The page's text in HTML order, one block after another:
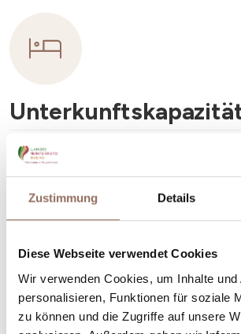
Zustimmung Details
Diese Webseite verwendet Cookies
Wir verwenden Cookies, um Inhalte und
personalisieren, Funktionen für soziale
zu können und die Zugriffe auf unsere
Rooms number:
Beds number: